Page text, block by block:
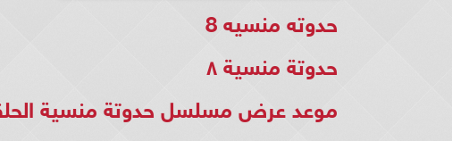
حدوته منسيه 8
حدوتة منسية ٨
موعد عرض مسلسل حدوتة منسية